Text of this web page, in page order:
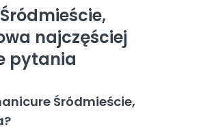
najczęściej
pytania
Śródmieście,